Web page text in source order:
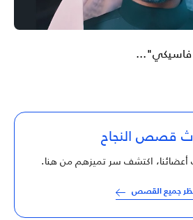
"فاسيكي"...
قصص النجاح
أعضائنا، اكتشف سر تميزهم من هنا.
جميع القصص